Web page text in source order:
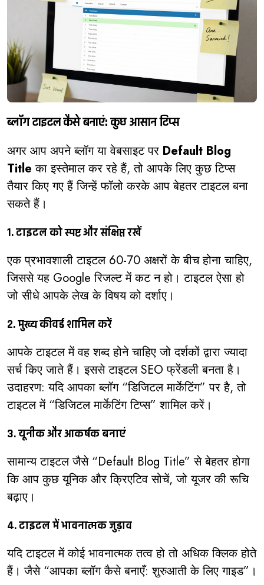
ब्लॉग टाइटल कैसे बनाएं: कुछ आसान टिप्स
अगर आप अपने ब्लॉग या वेबसाइट पर Default Blog
Title का इस्तेमाल कर रहे हैं, तो आपके लिए कुछ टिप्स
तैयार किए गए हैं जिन्हें फॉलो करके आप बेहतर टाइटल बना
सकते हैं।
1. टाइटल को स्पष्ट और संक्षिप्त रखें
एक प्रभावशाली टाइटल 60-70 अक्षरों के बीच होना चाहिए,
जिससे यह Google रिजल्ट में कट न हो। टाइटल ऐसा हो
जो सीधे आपके लेख के विषय को दर्शाए।
2. मुख्य कीवर्ड शामिल करें
आपके टाइटल में वह शब्द होने चाहिए जो दर्शकों द्वारा ज्यादा
सर्च किए जाते हैं। इससे टाइटल SEO फ्रेंडली बनता है।
उदाहरण: यदि आपका ब्लॉग “डिजिटल मार्केटिंग” पर है, तो
टाइटल में “डिजिटल मार्केटिंग टिप्स” शामिल करें।
3. यूनीक और आकर्षक बनाएं
सामान्य टाइटल जैसे “Default Blog Title” से बेहतर होगा
कि आप कुछ यूनिक और क्रिएटिव सोचें, जो यूजर की रूचि
बढ़ाए।
4. टाइटल में भावनात्मक जुड़ाव
यदि टाइटल में कोई भावनात्मक तत्व हो तो अधिक क्लिक होते
हैं। जैसे “आपका ब्लॉग कैसे बनाएँ: शुरुआती के लिए गाइड”।